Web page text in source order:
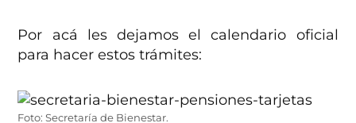
Por acá les dejamos el calendario oficial
para hacer estos trámites:
Foto: Secretaría de Bienestar.